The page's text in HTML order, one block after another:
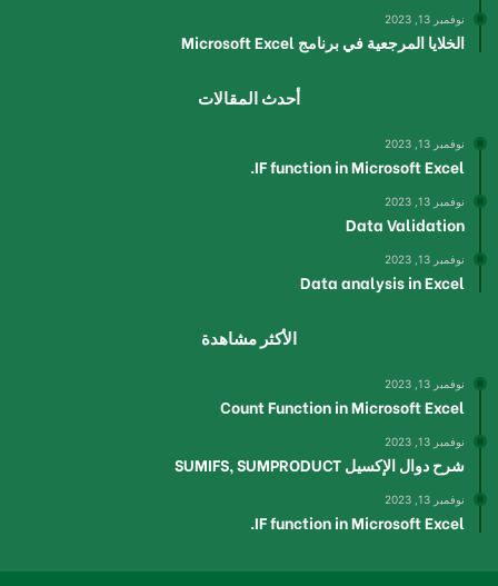
نوفمبر 13, 2023
الخلايا المرجعية في برنامج Microsoft Excel
أحدث المقالات
نوفمبر 13, 2023
IF function in Microsoft Excel.
نوفمبر 13, 2023
Data Validation
نوفمبر 13, 2023
Data analysis in Excel
الأكثر مشاهدة
نوفمبر 13, 2023
Count Function in Microsoft Excel
نوفمبر 13, 2023
شرح دوال الإكسيل SUMIFS, SUMPRODUCT
نوفمبر 13, 2023
IF function in Microsoft Excel.